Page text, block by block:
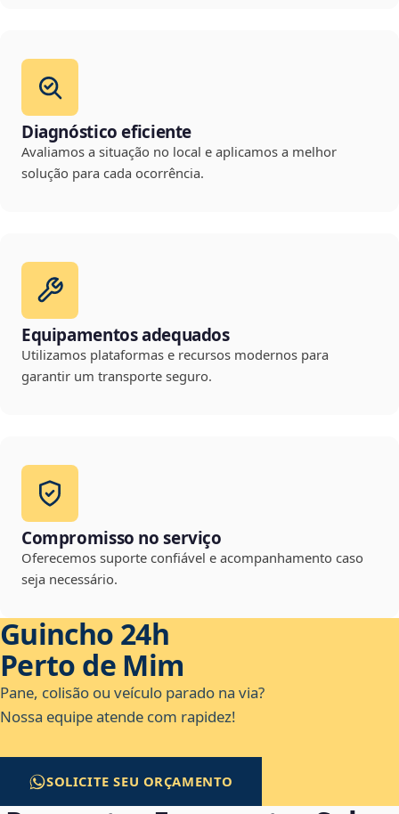
Diagnóstico eficiente
Avaliamos a situação no local e aplicamos a melhor
solução para cada ocorrência.
Equipamentos adequados
Utilizamos plataformas e recursos modernos para
garantir um transporte seguro.
Compromisso no serviço
Oferecemos suporte confiável e acompanhamento caso
seja necessário.
Guincho 24h
Perto de Mim
Pane, colisão ou veículo parado na via?
Nossa equipe atende com rapidez!
SOLICITE SEU ORÇAMENTO